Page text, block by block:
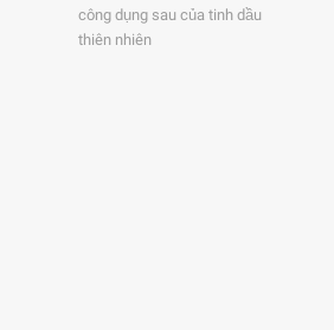
công dụng sau của tinh dầu
thiên nhiên